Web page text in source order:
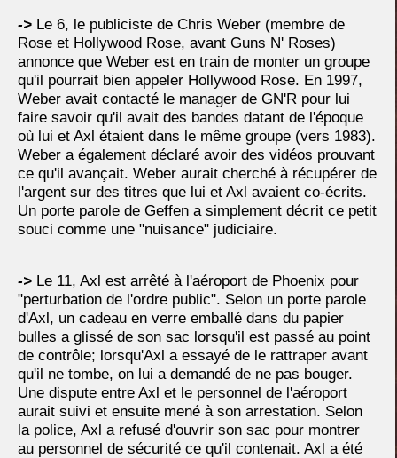
-> Le 6, le publiciste de Chris Weber (membre de
Rose et Hollywood Rose, avant Guns N' Roses)
annonce que Weber est en train de monter un groupe
qu'il pourrait bien appeler Hollywood Rose. En 1997,
Weber avait contacté le manager de GN'R pour lui
faire savoir qu'il avait des bandes datant de l'époque
où lui et Axl étaient dans le même groupe (vers 1983).
Weber a également déclaré avoir des vidéos prouvant
ce qu'il avançait. Weber aurait cherché à récupérer de
l'argent sur des titres que lui et Axl avaient co-écrits.
Un porte parole de Geffen a simplement décrit ce petit
souci comme une "nuisance" judiciaire.
-> Le 11, Axl est arrêté à l'aéroport de Phoenix pour
"perturbation de l'ordre public". Selon un porte parole
d'Axl, un cadeau en verre emballé dans du papier
bulles a glissé de son sac lorsqu'il est passé au point
de contrôle; lorsqu'Axl a essayé de le rattraper avant
qu'il ne tombe, on lui a demandé de ne pas bouger.
Une dispute entre Axl et le personnel de l'aéroport
aurait suivi et ensuite mené à son arrestation. Selon
la police, Axl a refusé d'ouvrir son sac pour montrer
au personnel de sécurité ce qu'il contenait. Axl a été